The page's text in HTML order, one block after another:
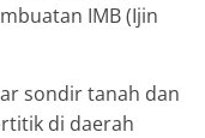
IMB (Ijin
sondir tanah dan
di daerah